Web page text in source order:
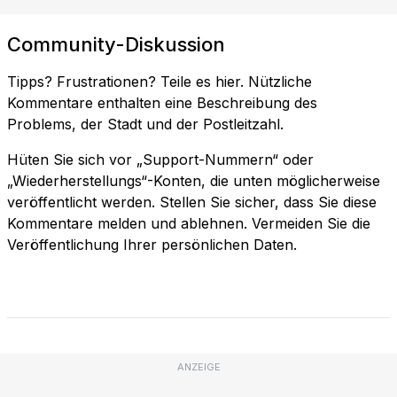
Community-Diskussion
Tipps? Frustrationen? Teile es hier. Nützliche
Kommentare enthalten eine Beschreibung des
Problems, der Stadt und der Postleitzahl.
Hüten Sie sich vor „Support-Nummern“ oder
„Wiederherstellungs“-Konten, die unten möglicherweise
veröffentlicht werden. Stellen Sie sicher, dass Sie diese
Kommentare melden und ablehnen. Vermeiden Sie die
Veröffentlichung Ihrer persönlichen Daten.
ANZEIGE